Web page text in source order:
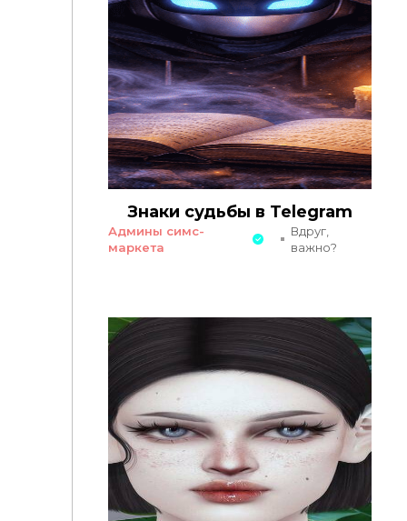
Знаки судьбы в Telegram
Админы симс-
маркета
Вдруг,
важно?